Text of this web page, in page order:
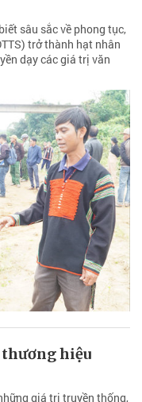
sâu sắc về phong tục,
trở thành hạt nhân
dạy các giá trị văn
thương hiệu
giá trị truyền thống,